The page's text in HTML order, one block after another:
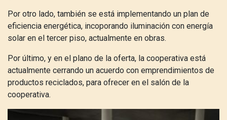
Por otro lado, también se está implementando un plan de
eficiencia energética, incoporando iluminación con energía
solar en el tercer piso, actualmente en obras.
Por último, y en el plano de la oferta, la cooperativa está
actualmente cerrando un acuerdo con emprendimientos de
productos reciclados, para ofrecer en el salón de la
cooperativa.